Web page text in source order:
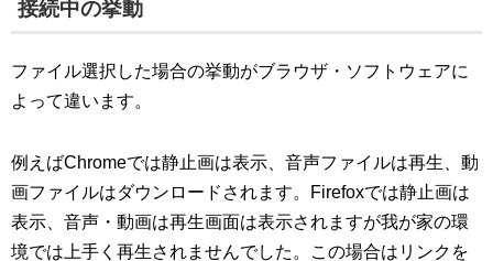
接続中の挙動
ファイル選択した場合の挙動がブラウザ・ソフトウェアに
よって違います。
例えばChromeでは静止画は表示、音声ファイルは再生、動
画ファイルはダウンロードされます。Firefoxでは静止画は
表示、音声・動画は再生画面は表示されますが我が家の環
境では上手く再生されませんでした。この場合はリンクを